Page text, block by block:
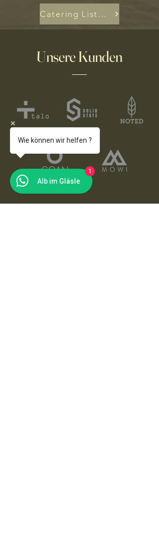
Catering Liste Download
Unsere Kunden
Wie können wir helfen ?
Alb im Gläsle
1